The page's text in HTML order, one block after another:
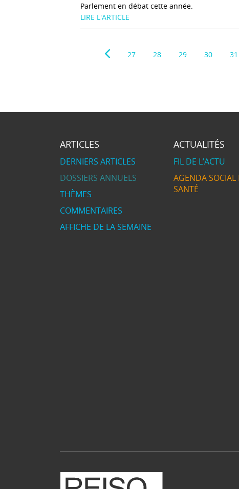
Parlement en débat cette année.
LIRE L'ARTICLE
27 28 29 30 31
ARTICLES
DERNIERS ARTICLES
DOSSIERS ANNUELS
THÈMES
COMMENTAIRES
AFFICHE DE LA SEMAINE
ACTUALITÉS
FIL DE L’ACTU
AGENDA SOCIAL
SANTÉ